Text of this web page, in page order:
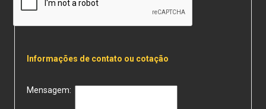
Informações de contato ou cotação
Mensagem: